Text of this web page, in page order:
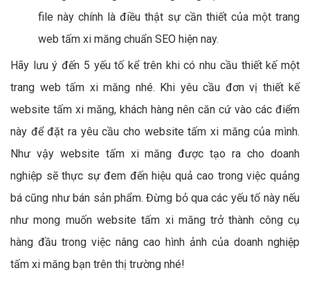
file này chính là điều thật sự cần thiết của một trang
web tấm xi măng chuẩn SEO hiện nay.
Hãy lưu ý đến 5 yếu tố kể trên khi có nhu cầu thiết kế một
trang web tấm xi măng nhé. Khi yêu cầu đơn vị thiết kế
website tấm xi măng, khách hàng nên căn cứ vào các điểm
này để đặt ra yêu cầu cho website tấm xi măng của mình.
Như vậy website tấm xi măng được tạo ra cho doanh
nghiệp sẽ thực sự đem đến hiệu quả cao trong việc quảng
bá cũng như bán sản phẩm. Đừng bỏ qua các yếu tố này nếu
như mong muốn website tấm xi măng trở thành công cụ
hàng đầu trong việc nâng cao hình ảnh của doanh nghiệp
tấm xi măng bạn trên thị trường nhé!